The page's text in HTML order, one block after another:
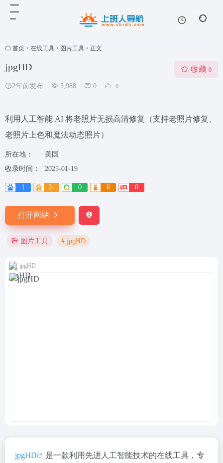
首页 • 在线工具 • 图片工具 • 正文
jpgHD
2年前发布 3,988 0 0
收藏 0
利用人工智能 AI 将老照片无损高清修复（支持老照片修复、
老照片上色和魔法动态照片）
所在地：
美国
收录时间：
2025-01-19
1 2- 0 0 0
打开网站
图片工具 # jpgHD
jpgHD
jpgHD
是一款利用先进人工智能技术的在线工具，专